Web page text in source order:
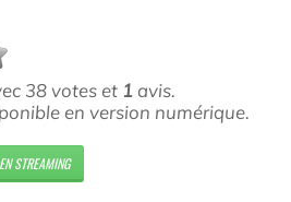
38votes et 1 avis.
en version numérique.
STREAMING